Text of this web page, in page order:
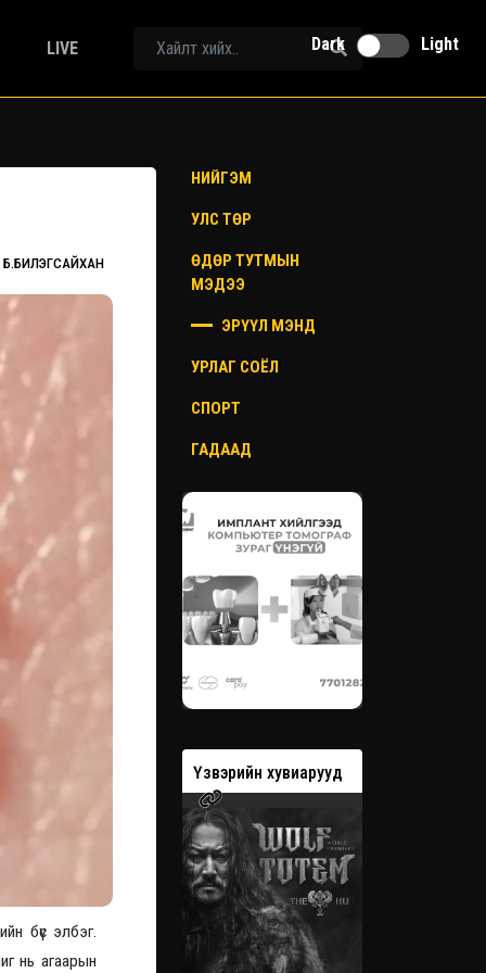
LIVE Dark Light
Б.БИЛЭГСАЙХАН
бүс элбэг.
нь агаарын
НИЙГЭМ
УЛС ТӨР
ӨДӨР ТУТМЫН
МЭДЭЭ
ЭРҮҮЛ МЭНД
УРЛАГ СОЁЛ
СПОРТ
ГАДААД
Үзвэрийн хувиарууд